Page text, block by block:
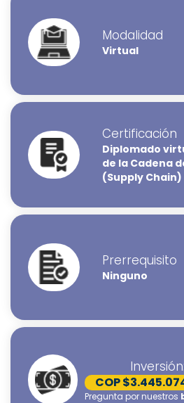
Modalidad
Virtual
Certificación
Diplomado
de la Cadena
(Supply Chain)
Prerrequisito
Ninguno
Inversión:
COP
Pregunta por nuestros